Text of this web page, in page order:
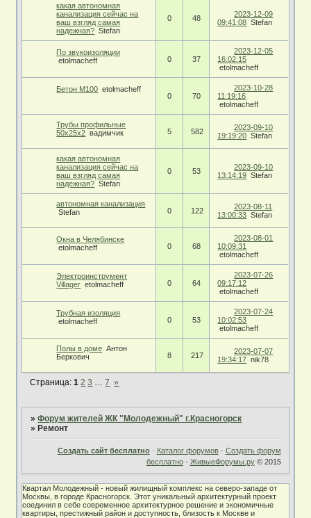
какая автoномная
канализaция сейчас на
ваш взгляд самая
надежная? Stefan
0 48
2023-12-09
09:41:08 Stefan
По звукоизоляции
etolmacheff
0 37
2023-12-05
16:02:15
etolmacheff
Бетон М100 etolmacheff
0
70
2023-10-28
11:19:16
etolmacheff
Трубы профильные
50х25х2 вадимчик 5 582
2023-09-10
19:19:20 Stefan
какая автoномная
канализaция сейчас на
ваш взгляд самая
надежная? Stefan
0 53
2023-09-10
13:14:19 Stefan
автономная канализация
Stefan
0 122
2023-08-11
13:00:33 Stefan
Окна в Челябинске
etolmacheff
0 68
2023-08-01
10:09:31
etolmacheff
Электроинструмент
Villager etolmacheff 0 64
2023-07-26
09:17:12
etolmacheff
Трубная изоляция
etolmacheff
0 53
2023-07-24
10:02:53
etolmacheff
Полы в доме Антон
Беркович
8 217
2023-07-07
19:34:17 nik78
Страница:1 2 3 7 »
»Форум жителей ЖК "Молодежный" г.Красногорск
» Ремонт
Создать сайт бесплатно· Каталог форумов· Создать форум
бесплатно· ЖивыеФорумы.ру© 2015
Квартал Молодежный - новый жилищный комплекс на северо-западе от
Москвы, в городе Красногорск. Этот уникальный архитектурный проект
соединил в себе современное архитектурное решение и экономичные
квартиры, престижный район и доступность, близость к Москве и